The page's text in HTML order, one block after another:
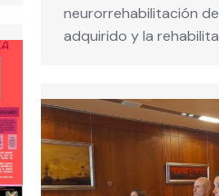
neurorrehabilitación
adquirido y la